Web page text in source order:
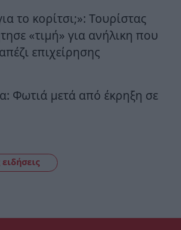
το κορίτσι;»: Τουρίστας
«τιμή» για ανήλικη που
επιχείρησης
Φωτιά μετά από έκρηξη σε